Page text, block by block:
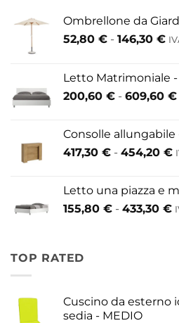
Ombrellone da
52,80 € - 146,30 €
da
Letto Matrimoniale -
200,60 € - 609,60 €
Consolle allungabile
417,30 € - 454,20 €
Letto una piazza e
155,80 € - 433,30 €
TOP RATED
Cuscino da esterno
sedia - MEDIO